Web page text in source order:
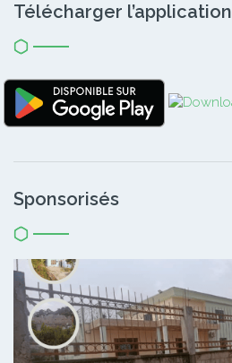
Télécharger l’application
Sponsorisés